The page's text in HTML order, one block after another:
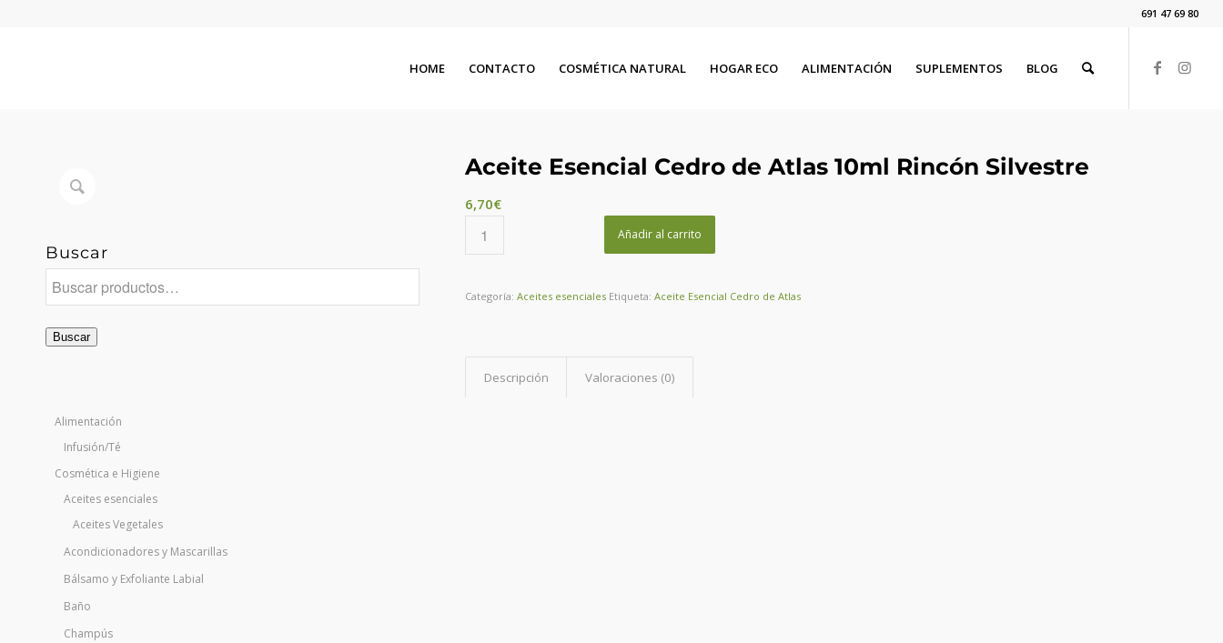
691 47 69 80
HOME CONTACTO COSMÉTICA NATURAL HOGAR ECO ALIMENTACIÓN SUPLEMENTOS BLOG
Buscar
Buscar
Alimentación
Infusión/Té
Cosmética e Higiene
Aceites esenciales
Aceites Vegetales
Acondicionadores y Mascarillas
Bálsamo y Exfoliante Labial
Baño
Champús
Aceite Esencial Cedro de Atlas 10ml Rincón Silvestre
6,70€
Añadir al carrito
Categoría: Aceites esenciales Etiqueta: Aceite Esencial Cedro de Atlas
Descripción Valoraciones (0)